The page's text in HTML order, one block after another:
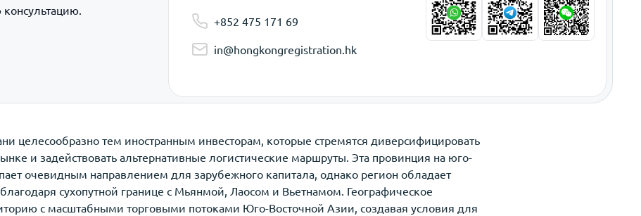
+852 475 171 69
in@hongkongregistration.hk
целесообразно тем иностранным инвесторам, которые стремятся диверсифицировать
и задействовать альтернативные логистические маршруты. Эта провинция на юго-
очевидным направлением для зарубежного капитала, однако регион обладает
сухопутной границе с Мьянмой, Лаосом и Вьетнамом. Географическое
с масштабными торговыми потоками Юго-Восточной Азии, создавая условия для